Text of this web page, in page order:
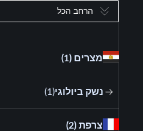
הרחב הכל
מצרים (1)
נשק ביולוגי(
1
)
צרפת (2)